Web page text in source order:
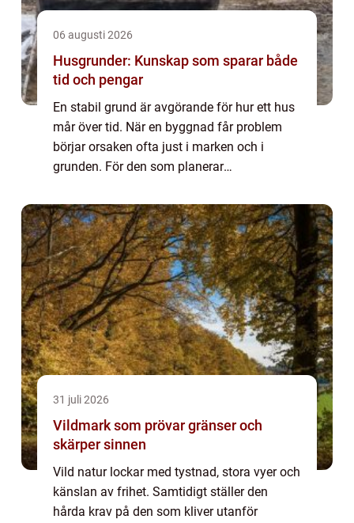
06 augusti 2026
Husgrunder: Kunskap som sparar både
tid och pengar
En stabil grund är avgörande för hur ett hus
mår över tid. När en byggnad får problem
börjar orsaken ofta just i marken och i
grunden. För den som planerar
&aum...
31 juli 2026
Vildmark som prövar gränser och
skärper sinnen
Vild natur lockar med tystnad, stora vyer och
känslan av frihet. Samtidigt ställer den
hårda krav på den som kliver utanför